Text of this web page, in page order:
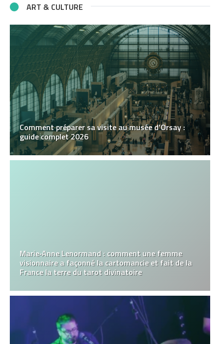
ART & CULTURE
Comment préparer sa visite au musée d’Orsay :
guide complet 2026
Marie‑Anne Lenormand : comment une femme
visionnaire a façonné la cartomancie et fait de la
France la terre du tarot divinatoire